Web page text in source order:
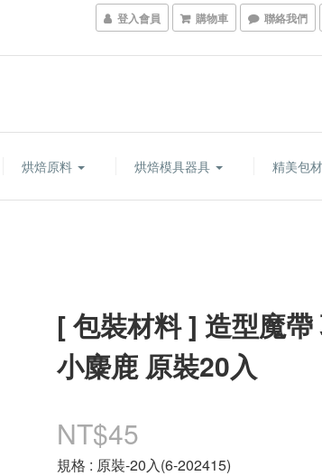
登入會員 購物車 聯絡我們
烘焙原料 烘焙模具器具 精美包材
[ 包裝材料 ] 造型魔帶
小麋鹿 原裝20入
NT$45
規格 : 原裝-20入(6-202415)